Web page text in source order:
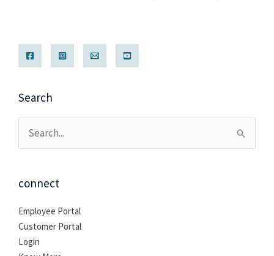
Search
Cari
untuk:
connect
Employee Portal
Customer Portal
Login